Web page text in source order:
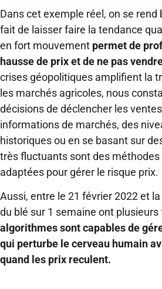
Dans cet exemple réel, on se rend
fait de laisser faire la tendance
en fort mouvement permet de
hausse de prix et de ne pas
crises géopolitiques amplifient la
les marchés agricoles, nous
décisions de déclencher les
informations de marchés, des
historiques ou en se basant sur
très fluctuants sont des
adaptées pour gérer le risque prix.
Aussi, entre le 21 février 2022 et
du blé sur 1 semaine ont plusieurs
algorithmes sont capables de
qui perturbe le cerveau humain
quand les prix reculent.